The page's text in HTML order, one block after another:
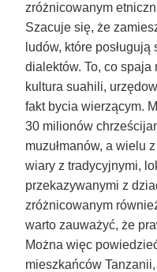
zróżnicowanym
Szacuje się, że
ludów, które
dialektów. To, co
kultura suahili,
fakt bycia wierzącym.
30 milionów
muzułmanów, a wielu
wiary z tradycyjnymi,
przekazywanymi z
zróżnicowanym
warto zauważyć, że
Można więc
mieszkańców